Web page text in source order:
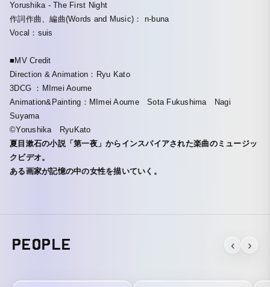
Yorushika - The First Night
作詞作曲、編曲(Words and Music)： n-buna
Vocal：suis
■MV Credit
Direction & Animation：Ryu Kato
3DCG ：MImei Aoume
Animation&Painting：MImei Aoume Sota Fukushima Nagi
Suyama
©Yorushika RyuKato
夏目漱石の小説「第一夜」からインスパイアされた楽曲のミュージッ
クビデオ。
ある画家が記憶の中の女性を描いていく。
PEOPLE ‹ ›